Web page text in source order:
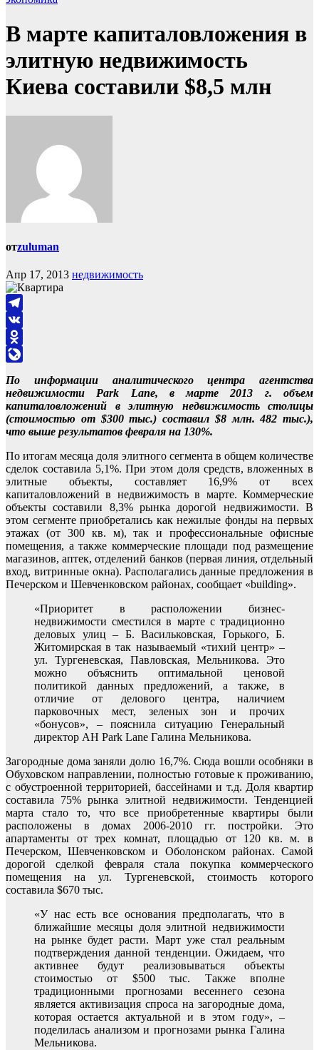
В марте капиталовложения в
элитную недвижимость
Киева составили $8,5 млн
отzuluman
Апр 17, 2013 недвижимость
Telegram
VK
Odnoklassniki
По информации аналитического центра агентства
недвижимости Park Lane, в марте 2013 г. объем
капиталовложений в элитную недвижимость столицы
(стоимостью от $300 тыс.) составил $8 млн. 482 тыс.),
что выше результатов февраля на 130%.
По итогам месяца доля элитного сегмента в общем количестве
сделок составила 5,1%. При этом доля средств, вложенных в
элитные объекты, составляет 16,9% от всех
капиталовложений в недвижимость в марте. Коммерческие
объекты составили 8,3% рынка дорогой недвижимости. В
этом сегменте приобретались как нежилые фонды на первых
этажах (от 300 кв. м), так и профессиональные офисные
помещения, а также коммерческие площади под размещение
магазинов, аптек, отделений банков (первая линия, отдельный
вход, витринные окна). Располагались данные предложения в
Печерском и Шевченковском районах, сообщает «building».
«Приоритет в расположении бизнес-
недвижимости сместился в марте с традиционно
деловых улиц – Б. Васильковская, Горького, Б.
Житомирская в так называемый «тихий центр» –
ул. Тургеневская, Павловская, Мельникова. Это
можно объяснить оптимальной ценовой
политикой данных предложений, а также, в
отличие от делового центра, наличием
парковочных мест, зеленых зон и прочих
«бонусов», – пояснила ситуацию Генеральный
директор АН Park Lane Галина Мельникова.
Загородные дома заняли долю 16,7%. Сюда вошли особняки в
Обуховском направлении, полностью готовые к проживанию,
с обустроенной территорией, бассейнами и т.д. Доля квартир
составила 75% рынка элитной недвижимости. Тенденцией
марта стало то, что все приобретенные квартиры были
расположены в домах 2006-2010 гг. постройки. Это
апартаменты от трех комнат, площадью от 120 кв. м. в
Печерском, Шевченковском и Оболонском районах. Самой
дорогой сделкой февраля стала покупка коммерческого
помещения на ул. Тургеневской, стоимость которого
составила $670 тыс.
«У нас есть все основания предполагать, что в
ближайшие месяцы доля элитной недвижимости
на рынке будет расти. Март уже стал реальным
подтверждения данной тенденции. Ожидаем, что
активнее будут реализовываться объекты
стоимостью от $500 тыс. Также вполне
традиционными прогнозами весеннего сезона
является активизация спроса на загородные дома,
которая остается актуальной и в этом году», –
поделилась анализом и прогнозами рынка Галина
Мельникова.